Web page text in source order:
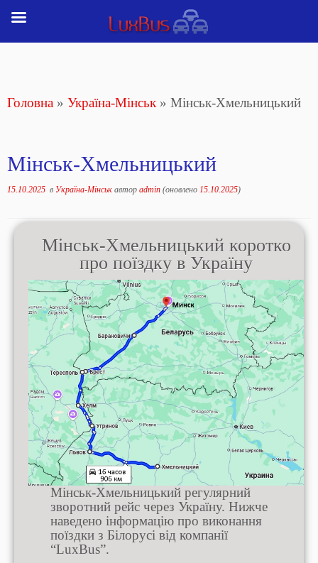
Головна » Україна-Мінськ » Мінськ-Хмельницький
Мінськ-Хмельницький
15.10.2025 в Україна-Мінськ автор admin (оновлено 15.10.2025)
Мінськ-Хмельницький коротко
про поїздку в Україну
Мінськ-Хмельницький регулярний
зворотний рейс через Україну. Нижче
наведено інформацію про виконання
поїздки з Білорусі від компанії
“LuxBus”.